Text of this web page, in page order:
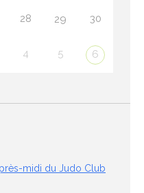
28 29 30
4 5 6
midi du Judo Club